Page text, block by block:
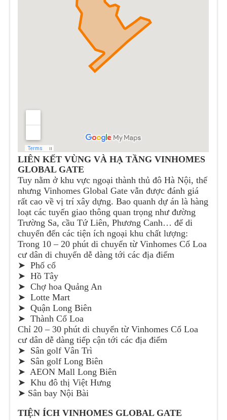
LIÊN KẾT VÙNG VÀ HẠ TẦNG VINHOMES
GLOBAL GATE
Tuy nằm ở khu vực ngoại thành thủ đô Hà Nội, thế
nhưng Vinhomes Global Gate vẫn được đánh giá
rất cao về vị trí xây dựng. Bao quanh dự án là hàng
loạt các tuyến giao thông quan trọng như đường
Trường Sa, cầu Tứ Liên, Phương Canh… để di
chuyển đến các tiện ích ngoại khu chất lượng:
Trong 10 – 20 phút di chuyển từ Vinhomes Cổ Loa
cư dân di chuyển dễ dàng tới các địa điểm
➤ Phố cổ
➤ Hồ Tây
➤ Chợ hoa Quảng An
➤ Lotte Mart
➤ Quận Long Biên
➤ Thành Cổ Loa
Chỉ 20 – 30 phút di chuyển từ Vinhomes Cổ Loa
cư dân dễ dàng tiếp cận tới các địa điểm
➤ Sân golf Vân Trì
➤ Sân golf Long Biên
➤ AEON Mall Long Biên
➤ Khu đô thị Việt Hưng
➤ Sân bay Nội Bài
TIỆN ÍCH VINHOMES GLOBAL GATE